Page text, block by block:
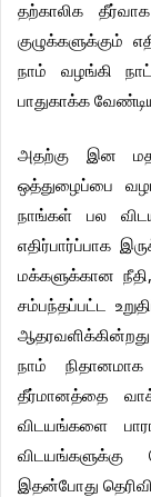
தற்காலிக
தீர்வாக
குழுக்களுக்கும்
நாம்
வழங்கி
பாதுகாக்க
அதற்கு இன
ஒத்துழைப்பை
நாங்கள்
பல
எதிர்பார்ப்பாக
மக்களுக்கான நீதி,
சம்பந்தப்பட்ட
ஆதரவளிக்கின்றது
நாம்
நிதானமாக
தீர்மானத்தை
விடயங்களை
விடயங்களுக்கு
இதன்போது